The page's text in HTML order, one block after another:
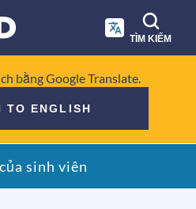
TÌM KIẾM
bằng Google Translate.
TO ENGLISH
sinh viên